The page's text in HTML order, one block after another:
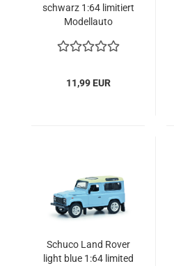
schwarz 1:64 limitiert
Modellauto
11,99 EUR
Schuco Land Rover
light blue 1:64 limited